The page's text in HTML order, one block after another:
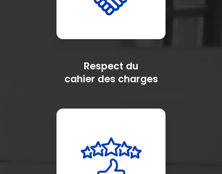
Respect du
cahier des charges